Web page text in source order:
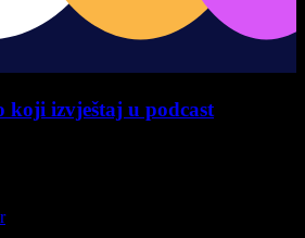
izvještaj u podcast